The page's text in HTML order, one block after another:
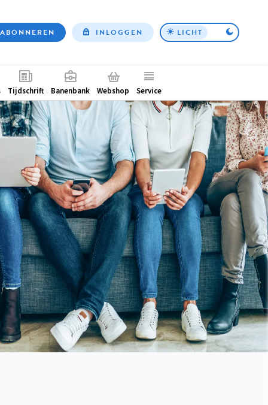
Top
ABONNEREN INLOGGEN LICHT
Tijdschrift Banenbank Webshop Service